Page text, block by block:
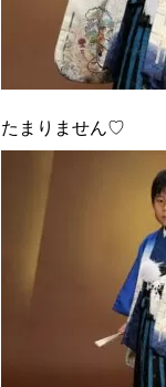
たまりません♡